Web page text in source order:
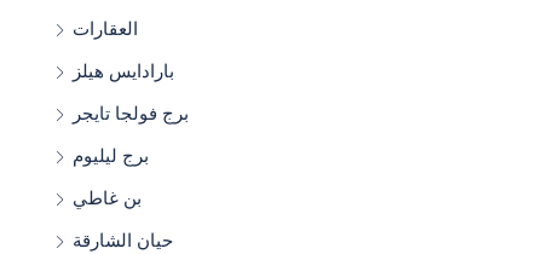
العقارات
بارادايس هيلز
برج فولجا تايجر
برج ليليوم
بن غاطي
حيان الشارقة